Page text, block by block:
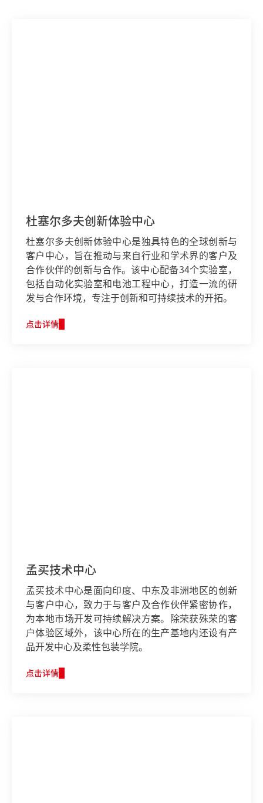
杜塞尔多夫创新体验中心
杜塞尔多夫创新体验中心是独具特色的全球创新与
客户中心，旨在推动与来自行业和学术界的客户及
合作伙伴的创新与合作。该中心配备34个实验室，
包括自动化实验室和电池工程中心，打造一流的研
发与合作环境，专注于创新和可持续技术的开拓。
点击详情
孟买技术中心
孟买技术中心是面向印度、中东及非洲地区的创新
与客户中心，致力于与客户及合作伙伴紧密协作，
为本地市场开发可持续解决方案。除荣获殊荣的客
户体验区域外，该中心所在的生产基地内还设有产
品开发中心及柔性包装学院。
点击详情